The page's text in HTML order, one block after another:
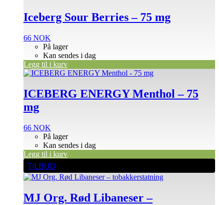
Iceberg Sour Berries – 75 mg
66 NOK
På lager
Kan sendes i dag
Legg til i kurv
ICEBERG ENERGY Menthol – 75
mg
66 NOK
På lager
Kan sendes i dag
Legg til i kurv
TILBUD
MJ Org. Rød Libaneser –